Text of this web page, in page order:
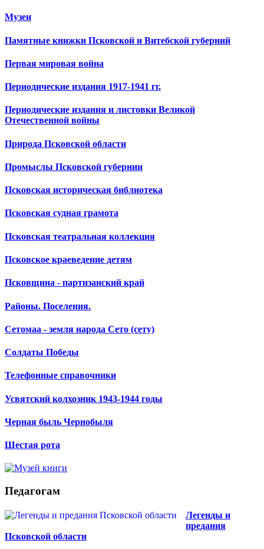
Музеи
Памятные книжки Псковской и Витебской губерний
Первая мировая война
Периодические издания 1917-1941 гг.
Периодические издания и листовки Великой
Отечественной войны
Природа Псковской области
Промыслы Псковской губернии
Псковская историческая библиотека
Псковская судная грамота
Псковская театральная коллекция
Псковское краеведение детям
Псковщина - партизанский край
Районы. Поселения.
Сетомаа - земля народа Сето (сету)
Солдаты Победы
Телефонные справочники
Усвятский колхозник 1943-1944 годы
Черная быль Чернобыля
Шестая рота
Педагогам
Легенды и
предания
Псковской области